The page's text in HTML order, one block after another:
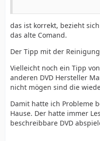
das ist korrekt, bezieht
das alte Comand.
Der Tipp mit der
Vielleicht noch ein Tipp
anderen DVD Hersteller
nicht mögen sind die
Damit hatte ich Probleme
Hause. Der hatte immer
beschreibbare DVD